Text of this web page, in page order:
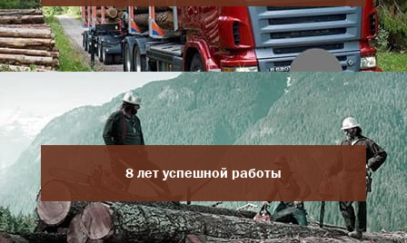
8 лет успешной работы